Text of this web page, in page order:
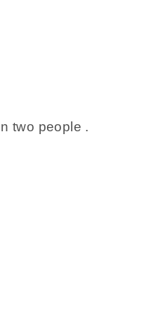
two people .